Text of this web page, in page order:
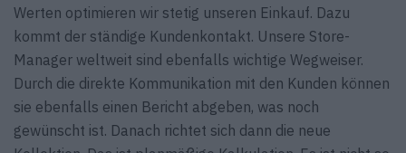
Werten optimieren wir stetig unseren Einkauf. Dazu
kommt der ständige Kundenkontakt. Unsere Store-
Manager weltweit sind ebenfalls wichtige Wegweiser.
Durch die direkte Kommunikation mit den Kunden können
sie ebenfalls einen Bericht abgeben, was noch
gewünscht ist. Danach richtet sich dann die neue